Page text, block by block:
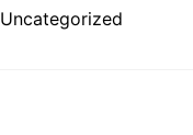
Uncategorized